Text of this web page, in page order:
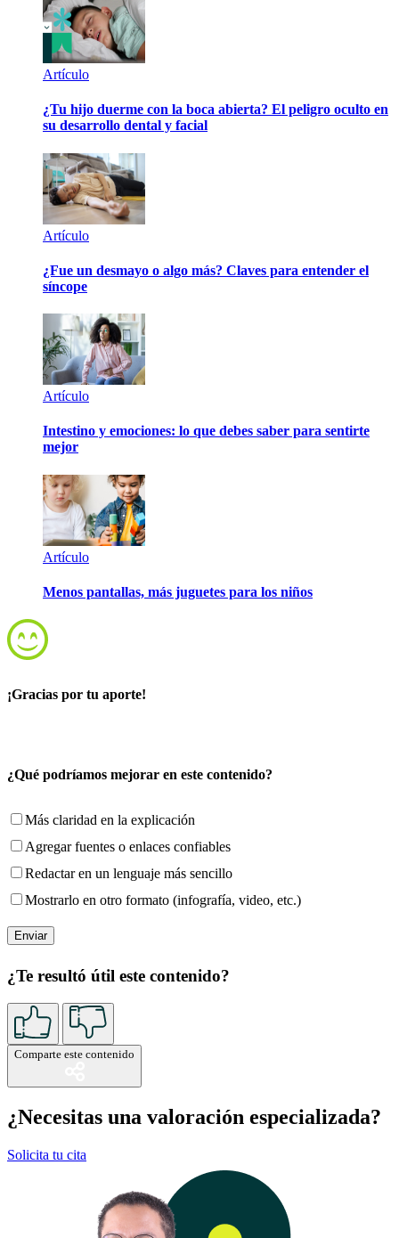
Artículo
¿Tu hijo duerme con la boca abierta? El peligro oculto en
su desarrollo dental y facial
Artículo
¿Fue un desmayo o algo más? Claves para entender el
síncope
Artículo
Intestino y emociones: lo que debes saber para sentirte
mejor
Artículo
Menos pantallas, más juguetes para los niños
¡Gracias por tu aporte!
¿Qué podríamos mejorar en este contenido?
Más claridad en la explicación
Agregar fuentes o enlaces confiables
Redactar en un lenguaje más sencillo
Mostrarlo en otro formato (infografía, video, etc.)
¿Te resultó útil este contenido?
Comparte este contenido
¿Necesitas una valoración especializada?
Solicita tu cita